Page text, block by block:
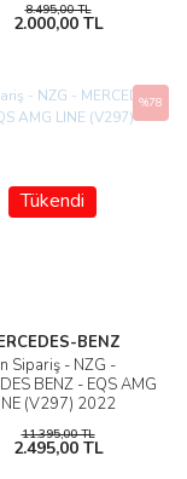
8.495,00 TL
2.000,00 TL
Tükendi
BENZ
Sipariş - NZG -
BENZ - EQS AMG
(V297) 2022
%78
11.395,00 TL
2.495,00 TL